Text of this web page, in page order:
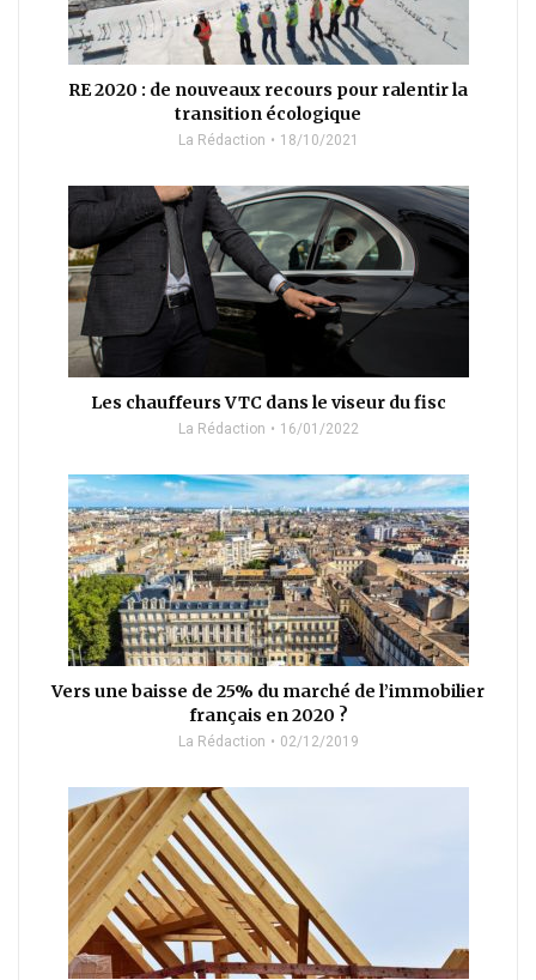
RE 2020 : de nouveaux recours pour ralentir la
transition écologique
La Rédaction 18/10/2021
Les chauffeurs VTC dans le viseur du fisc
La Rédaction 16/01/2022
Vers une baisse de 25% du marché de l’immobilier
français en 2020 ?
La Rédaction 02/12/2019